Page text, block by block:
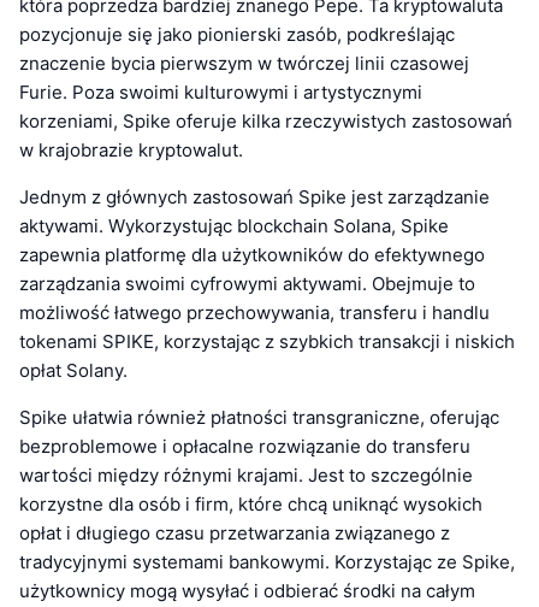
która poprzedza bardziej znanego Pepe. Ta kryptowaluta
pozycjonuje się jako pionierski zasób, podkreślając
znaczenie bycia pierwszym w twórczej linii czasowej
Furie. Poza swoimi kulturowymi i artystycznymi
korzeniami, Spike oferuje kilka rzeczywistych zastosowań
w krajobrazie kryptowalut.
Jednym z głównych zastosowań Spike jest zarządzanie
aktywami. Wykorzystując blockchain Solana, Spike
zapewnia platformę dla użytkowników do efektywnego
zarządzania swoimi cyfrowymi aktywami. Obejmuje to
możliwość łatwego przechowywania, transferu i handlu
tokenami SPIKE, korzystając z szybkich transakcji i niskich
opłat Solany.
Spike ułatwia również płatności transgraniczne, oferując
bezproblemowe i opłacalne rozwiązanie do transferu
wartości między różnymi krajami. Jest to szczególnie
korzystne dla osób i firm, które chcą uniknąć wysokich
opłat i długiego czasu przetwarzania związanego z
tradycyjnymi systemami bankowymi. Korzystając ze Spike,
użytkownicy mogą wysyłać i odbierać środki na całym